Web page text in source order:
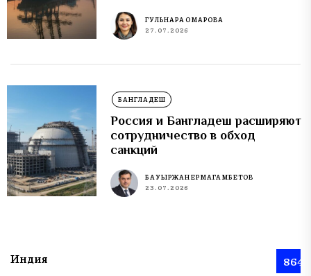
ГУЛЬНАРА ОМАРОВА
27.07.2026
БАНГЛАДЕШ
Россия и Бангладеш расширяют
сотрудничество в обход
санкций
БАУЫРЖАН ЕРМАГАМБЕТОВ
23.07.2026
Индия 864